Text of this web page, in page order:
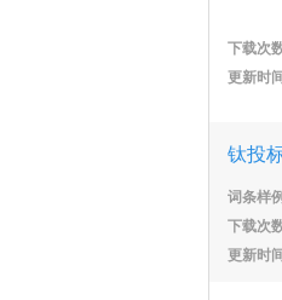
下载次
更新时
钛投
词条样
下载次
更新时